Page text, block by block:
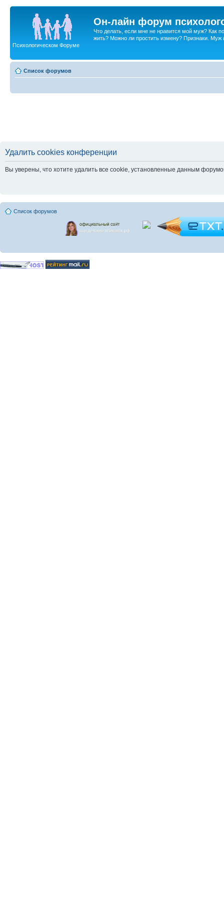
Он-лайн форум
Что делать, если мне не нравится мой муж? Как
жить? Можно ли простить измену? Признаки. Муж
Психологическом Форуме
Список форумов
Удалить cookies конференции
Вы уверены, что хотите удалить все cookie, установленные данным
Список форумов